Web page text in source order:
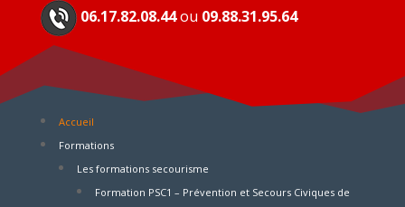
06.17.82.08.44ou 09.88.31.95.64
Accueil
Formations
Les formations secourisme
Formation PSC1 – Prévention et Secours Civiques de